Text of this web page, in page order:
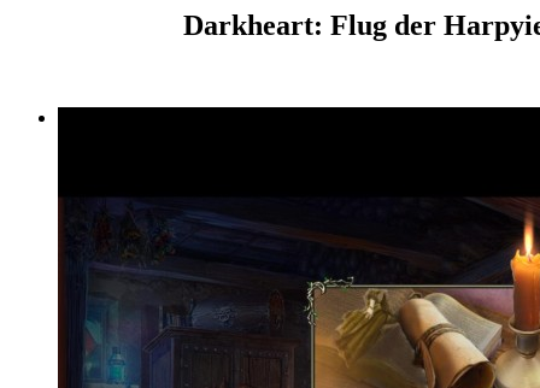
Darkheart: Flug der